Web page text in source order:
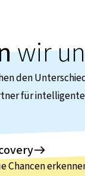
wir
den
für
Chancen